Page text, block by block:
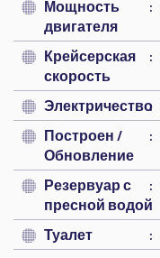
Мощность
двигателя
Крейсерская
скорость
Электричество
Построен /
Обновление
Резервуар с
пресной водой
Туалет